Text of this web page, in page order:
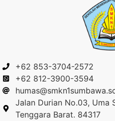
+62 853-3704-2572
+62 812-3900-3594
Jalan Durian No.03, Uma
Tenggara Barat. 84317